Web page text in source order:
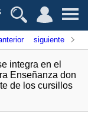
siguiente
integra en el
Enseñanza don
de los cursillos